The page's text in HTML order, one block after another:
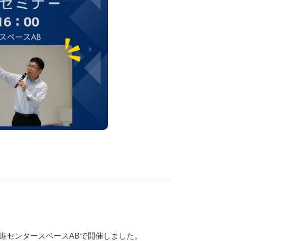
センタースペースABで開催しました。